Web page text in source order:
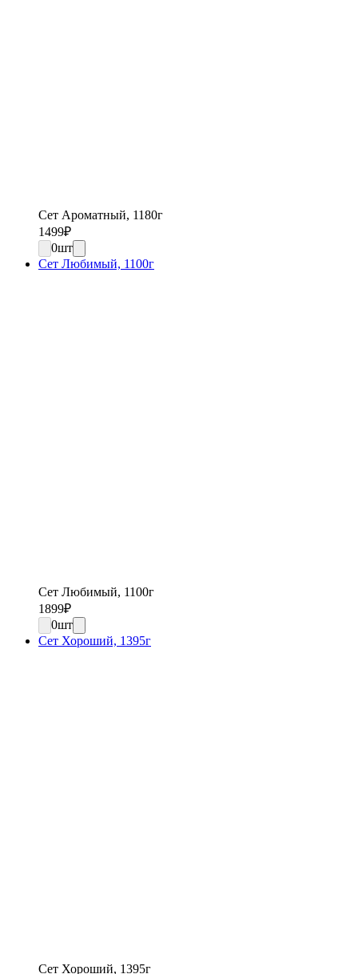
Сет Ароматный, 1180г
1499₽
0шт
Сет Любимый, 1100г
Сет Любимый, 1100г
1899₽
0шт
Сет Хороший, 1395г
Сет Хороший, 1395г